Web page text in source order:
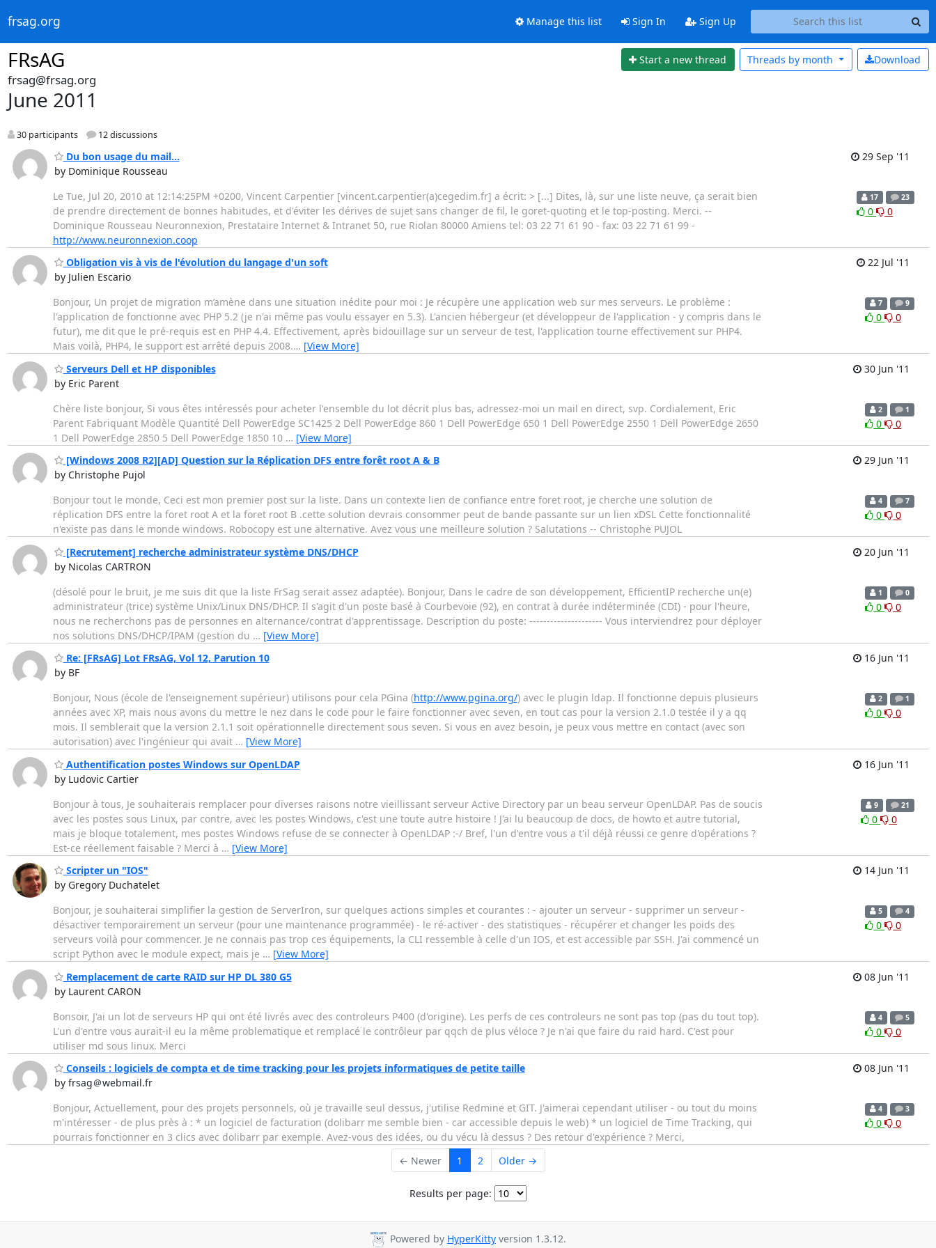
frsag.org Manage this list Sign In Sign Up
FRsAG Start a new thread Download
Threads by month
frsag@frsag.org
June 2011
30 participants 12 discussions
Du bon usage du mail...
by Dominique Rousseau
29 Sep '11
Le Tue, Jul 20, 2010 at 12:14:25PM +0200, Vincent Carpentier [vincent.carpentier(a)cegedim.fr] a écrit: > [...] Dites, là, sur une liste neuve, ça serait bien
de prendre directement de bonnes habitudes, et d'éviter les dérives de sujet sans changer de fil, le goret-quoting et le top-posting. Merci. --
Dominique Rousseau Neuronnexion, Prestataire Internet & Intranet 50, rue Riolan 80000 Amiens tel: 03 22 71 61 90 - fax: 03 22 71 61 99 -
http://www.neuronnexion.coop
17 23
0 0
Obligation vis à vis de l'évolution du langage d'un soft
by Julien Escario
22 Jul '11
Bonjour, Un projet de migration m’amène dans une situation inédite pour moi : Je récupère une application web sur mes serveurs. Le problème :
l'application de fonctionne avec PHP 5.2 (je n'ai même pas voulu essayer en 5.3). L'ancien hébergeur (et développeur de l'application - y compris dans le
futur), me dit que le pré-requis est en PHP 4.4. Effectivement, après bidouillage sur un serveur de test, l'application tourne effectivement sur PHP4.
Mais voilà, PHP4, le support est arrêté depuis 2008.… [View More]
7 9
0 0
Serveurs Dell et HP disponibles
by Eric Parent
30 Jun '11
Chère liste bonjour, Si vous êtes intéressés pour acheter l'ensemble du lot décrit plus bas, adressez-moi un mail en direct, svp. Cordialement, Eric
Parent Fabriquant Modèle Quantité Dell PowerEdge SC1425 2 Dell PowerEdge 860 1 Dell PowerEdge 650 1 Dell PowerEdge 2550 1 Dell PowerEdge 2650
1 Dell PowerEdge 2850 5 Dell PowerEdge 1850 10 … [View More]
2 1
0 0
[Windows 2008 R2][AD] Question sur la Réplication DFS entre forêt root A & B
by Christophe Pujol
29 Jun '11
Bonjour tout le monde, Ceci est mon premier post sur la liste. Dans un contexte lien de confiance entre foret root, je cherche une solution de
réplication DFS entre la foret root A et la foret root B .cette solution devrais consommer peut de bande passante sur un lien xDSL Cette fonctionnalité
n'existe pas dans le monde windows. Robocopy est une alternative. Avez vous une meilleure solution ? Salutations -- Christophe PUJOL
4 7
0 0
[Recrutement] recherche administrateur système DNS/DHCP
by Nicolas CARTRON
20 Jun '11
(désolé pour le bruit, je me suis dit que la liste FrSag serait assez adaptée). Bonjour, Dans le cadre de son développement, EfficientIP recherche un(e)
administrateur (trice) système Unix/Linux DNS/DHCP. Il s'agit d'un poste basé à Courbevoie (92), en contrat à durée indéterminée (CDI) - pour l'heure,
nous ne recherchons pas de personnes en alternance/contrat d'apprentissage. Description du poste: --------------------- Vous interviendrez pour déployer
nos solutions DNS/DHCP/IPAM (gestion du … [View More]
1 0
0 0
Re: [FRsAG] Lot FRsAG, Vol 12, Parution 10
by BF
16 Jun '11
Bonjour, Nous (école de l'enseignement supérieur) utilisons pour cela PGina (http://www.pgina.org/) avec le plugin ldap. Il fonctionne depuis plusieurs
années avec XP, mais nous avons du mettre le nez dans le code pour le faire fonctionner avec seven, en tout cas pour la version 2.1.0 testée il y a qq
mois. Il semblerait que la version 2.1.1 soit opérationnelle directement sous seven. Si vous en avez besoin, je peux vous mettre en contact (avec son
autorisation) avec l'ingénieur qui avait … [View More]
2 1
0 0
Authentification postes Windows sur OpenLDAP
by Ludovic Cartier
16 Jun '11
Bonjour à tous, Je souhaiterais remplacer pour diverses raisons notre vieillissant serveur Active Directory par un beau serveur OpenLDAP. Pas de soucis
avec les postes sous Linux, par contre, avec les postes Windows, c'est une toute autre histoire ! J'ai lu beaucoup de docs, de howto et autre tutorial,
mais je bloque totalement, mes postes Windows refuse de se connecter à OpenLDAP :-/ Bref, l'un d'entre vous a t'il déjà réussi ce genre d'opérations ?
Est-ce réellement faisable ? Merci à … [View More]
9 21
0 0
Scripter un "IOS"
by Gregory Duchatelet
14 Jun '11
Bonjour, je souhaiterai simplifier la gestion de ServerIron, sur quelques actions simples et courantes : - ajouter un serveur - supprimer un serveur -
désactiver temporairement un serveur (pour une maintenance programmée) - le ré-activer - des statistiques - récupérer et changer les poids des
serveurs voilà pour commencer. Je ne connais pas trop ces équipements, la CLI ressemble à celle d'un IOS, et est accessible par SSH. J'ai commencé un
script Python avec le module expect, mais je … [View More]
5 4
0 0
Remplacement de carte RAID sur HP DL 380 G5
by Laurent CARON
08 Jun '11
Bonsoir, J'ai un lot de serveurs HP qui ont été livrés avec des controleurs P400 (d'origine). Les perfs de ces controleurs ne sont pas top (pas du tout top).
L'un d'entre vous aurait-il eu la même problematique et remplacé le contrôleur par qqch de plus véloce ? Je n'ai que faire du raid hard. C'est pour
utiliser md sous linux. Merci
4 5
0 0
Conseils : logiciels de compta et de time tracking pour les projets informatiques de petite taille
by frsag＠webmail.fr
08 Jun '11
Bonjour, Actuellement, pour des projets personnels, où je travaille seul dessus, j'utilise Redmine et GIT. J'aimerai cependant utiliser - ou tout du moins
m'intéresser - de plus près à : * un logiciel de facturation (dolibarr me semble bien - car accessible depuis le web) * un logiciel de Time Tracking, qui
pourrais fonctionner en 3 clics avec dolibarr par exemple. Avez-vous des idées, ou du vécu là dessus ? Des retour d'expérience ? Merci,
4 3
0 0
← Newer 1 2 Older →
Results per page:
Powered by HyperKitty version 1.3.12.